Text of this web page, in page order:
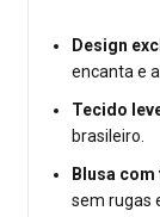
Design
encanta e
Tecido
brasileiro.
Blusa
sem rugas